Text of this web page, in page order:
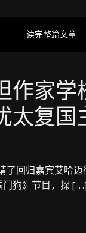
读完整篇文章
作家学
太复国
了回归嘉宾艾哈迈
门狗》节目，探 […]